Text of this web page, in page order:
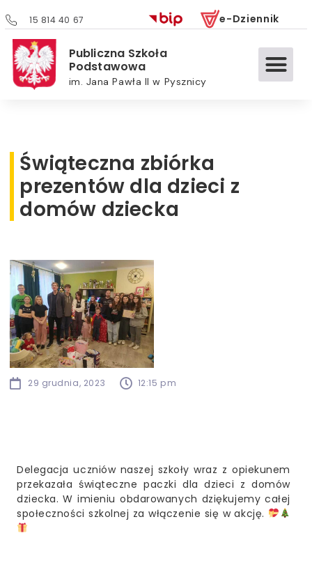
15 814 40 67 e-Dziennik
Publiczna Szkoła
Podstawowa
im. Jana Pawła II w Pysznicy
Świąteczna zbiórka
prezentów dla dzieci z
domów dziecka
29 grudnia, 2023 12:15 pm
Delegacja uczniów naszej szkoły wraz z opiekunem
przekazała świąteczne paczki dla dzieci z domów
dziecka. W imieniu obdarowanych dziękujemy całej
społeczności szkolnej za włączenie się w akcję.